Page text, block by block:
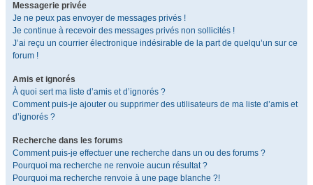
Messagerie privée
Je ne peux pas envoyer de messages privés !
Je continue à recevoir des messages privés non sollicités !
J’ai reçu un courrier électronique indésirable de la part de quelqu’un sur ce
forum !
Amis et ignorés
À quoi sert ma liste d’amis et d’ignorés ?
Comment puis-je ajouter ou supprimer des utilisateurs de ma liste d’amis et
d’ignorés ?
Recherche dans les forums
Comment puis-je effectuer une recherche dans un ou des forums ?
Pourquoi ma recherche ne renvoie aucun résultat ?
Pourquoi ma recherche renvoie à une page blanche ?!